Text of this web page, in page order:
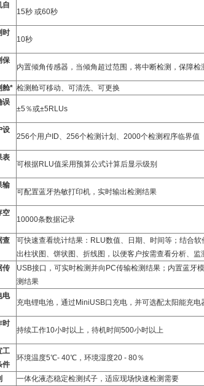
自
15秒 或60秒
时
10秒
保
内置倾角传感器，当倾角超过范围，将中断检测，保障检
舱* 检测舱可移动、可清洗、可更换
误
±5％或±5RLUs
设
256个用户ID、256个检测计划、2000个检测程序临界值
表
可根据RLU值采用预算公式计算后显示级别
输
可配置蓝牙热敏打印机，实时输出检测结果
空
10000条数据记录
查
可快速查看统计结果：RLU数值、日期、时间等；结合
出柱状图、饼状图、折线图，以便客户按需查看分析、监
传
USB接口，可实时检测并向PC传输检测结果；内置蓝牙
测结果
电
充电锂电池，通过MiniUSB口充电，并可选配太阳能充电
时
持续工作10小时以上，待机时间500小时以上
工
件
环境温度5℃- 40℃，环境湿度20 - 80％
一体化液态稳定检测拭子，适应现场快速检测需要